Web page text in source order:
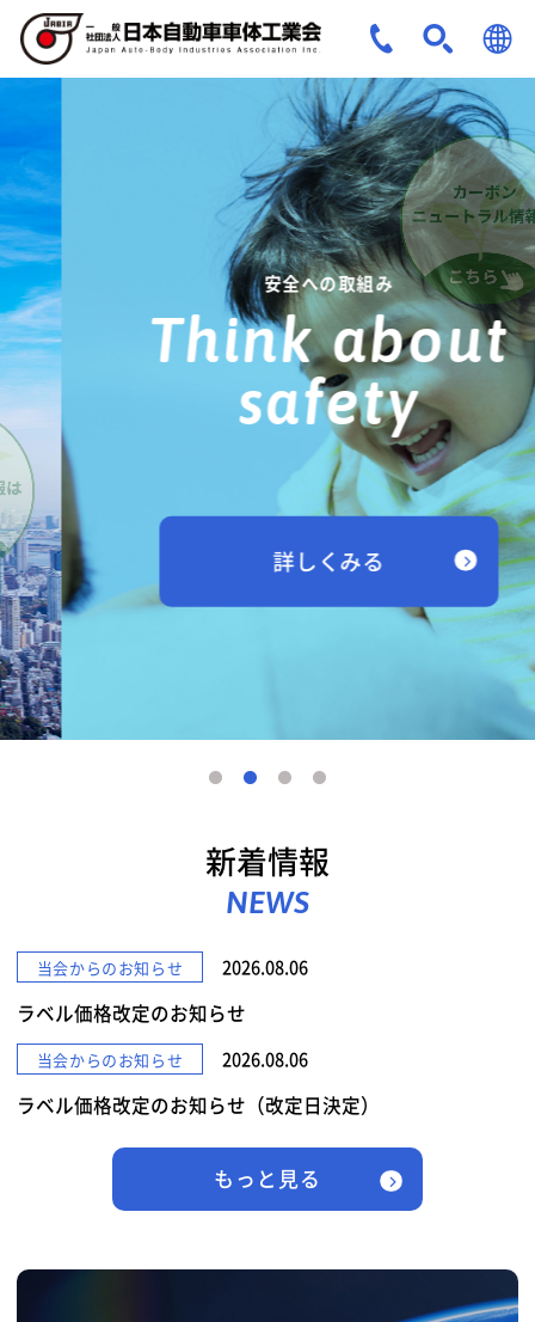
JPN
ENG
安全への取組み
Think about
safety
詳しくみる
新着情報
NEWS
当会からのお知らせ 2026.08.06
ラベル価格改定のお知らせ
当会からのお知らせ 2026.08.06
ラベル価格改定のお知らせ（改定日決定）
もっと見る